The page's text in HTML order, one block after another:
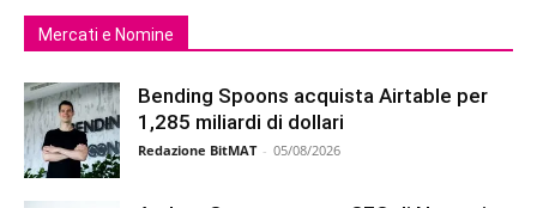
Mercati e Nomine
Bending Spoons acquista Airtable per
1,285 miliardi di dollari
Redazione BitMAT - 05/08/2026